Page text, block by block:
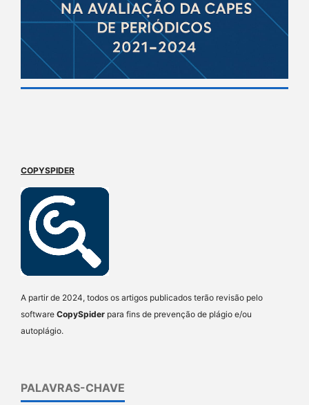
COPYSPIDER
A partir de 2024, todos os artigos publicados terão revisão pelo
software CopySpider para fins de prevenção de plágio e/ou
autoplágio.
PALAVRAS-CHAVE